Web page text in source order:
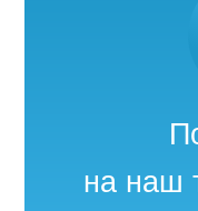
на наш